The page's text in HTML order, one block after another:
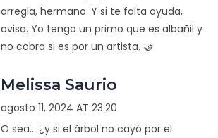
arregla, hermano. Y si te falta ayuda,
avisa. Yo tengo un primo que es albañil y
no cobra si es por un artista. 🤝
Melissa Saurio
agosto 11, 2024 AT 23:20
O sea... ¿y si el árbol no cayó por el